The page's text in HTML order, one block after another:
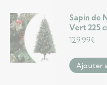
Sapin de
Vert 225
129.99€
Ajouter